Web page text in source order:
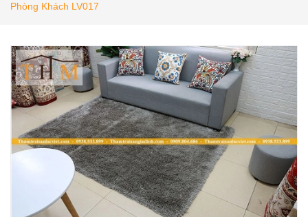
Phòng Khách LV017